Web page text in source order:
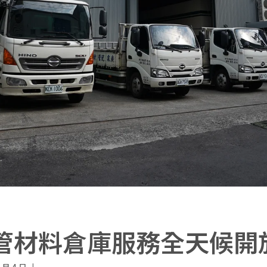
材料倉庫服務全天候開